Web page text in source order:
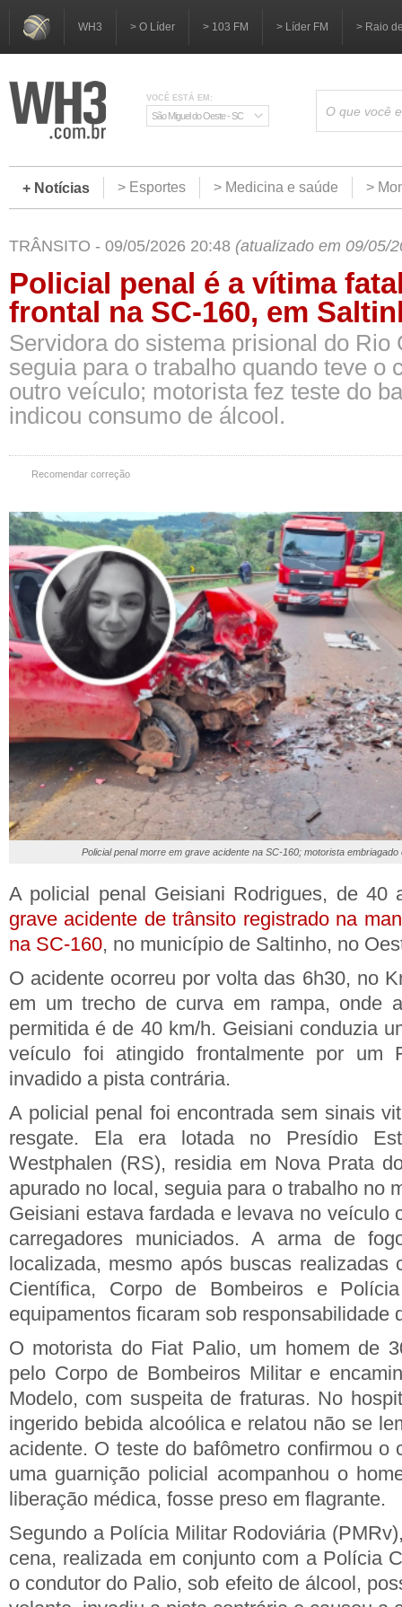
WH3 > O Líder > 103 FM > Líder FM > Raio
VOCÊ ESTÁ EM:
São Miguel do Oeste - SC
+ Notícias > Esportes > Medicina e saúde >
TRÂNSITO - 09/05/2026 20:48 (atualizado em 09/05/
Policial penal é a vítima
frontal na SC-160, em
Servidora do sistema prisional do Rio
seguia para o trabalho quando teve o
outro veículo; motorista fez teste do
indicou consumo de álcool.
Recomendar correção
Policial penal morre em grave acidente na SC-160; motorista
A policial penal Geisiani Rodrigues, de 40
grave acidente de trânsito registrado na
na SC-160, no município de Saltinho, no
O acidente ocorreu por volta das 6h30, no
em um trecho de curva em rampa, onde
permitida é de 40 km/h. Geisiani conduzia
veículo foi atingido frontalmente por um
invadido a pista contrária.
A policial penal foi encontrada sem sinais
resgate. Ela era lotada no Presídio
Westphalen (RS), residia em Nova Prata
apurado no local, seguia para o trabalho no
Geisiani estava fardada e levava no veículo
carregadores municiados. A arma de
localizada, mesmo após buscas realizadas
Científica, Corpo de Bombeiros e
equipamentos ficaram sob responsabilidade
O motorista do Fiat Palio, um homem de
pelo Corpo de Bombeiros Militar e
Modelo, com suspeita de fraturas. No
ingerido bebida alcoólica e relatou não se
acidente. O teste do bafômetro confirmou o
uma guarnição policial acompanhou o
liberação médica, fosse preso em flagrante.
Segundo a Polícia Militar Rodoviária
cena, realizada em conjunto com a Polícia
o condutor do Palio, sob efeito de álcool,